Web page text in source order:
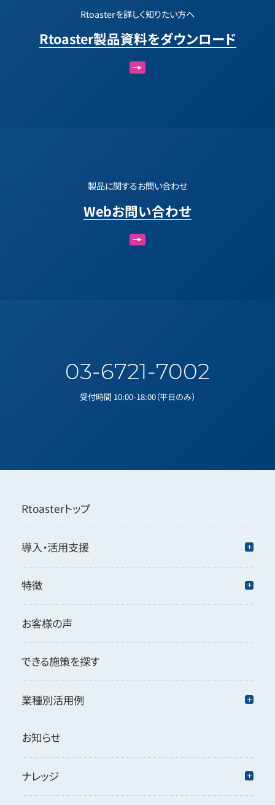
Rtoasterを詳しく知りたい方へ
Rtoaster製品資料をダウンロード
製品に関するお問い合わせ
Webお問い合わせ
03-6721-7002
受付時間 10:00-18:00（平日のみ）
Rtoasterトップ
導入・活用支援
特徴
お客様の声
できる施策を探す
業種別活用例
お知らせ
ナレッジ